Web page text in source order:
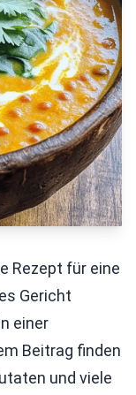
Rezept für eine
Gericht
einer
Beitrag finden
und viele